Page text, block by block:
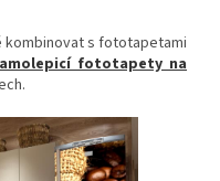
kombinovat s fototapetami
fototapety na